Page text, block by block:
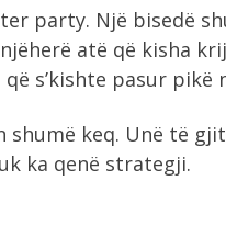
party. Një bisedë
atë që kisha
s’kishte pasur pikë
shumë keq. Unë të
ka qenë strategji.